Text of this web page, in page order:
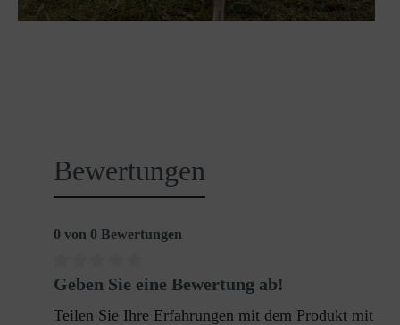
Bewertungen
0 von 0 Bewertungen
Geben Sie eine Bewertung ab!
Teilen Sie Ihre Erfahrungen mit dem Produkt mit